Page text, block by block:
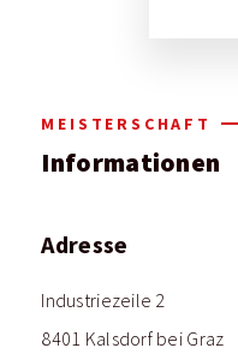
MEISTERSCHAFT
Informationen
Adresse
Industriezeile 2
8401 Kalsdorf bei Graz